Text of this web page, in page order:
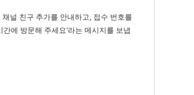
널 친구 추가를 안내하고, 접수 번호를
에 방문해 주세요'라는 메시지를 보냅